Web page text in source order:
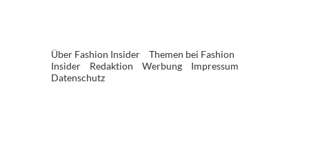
Über Fashion Insider
Themen bei Fashion
Insider
Redaktion Werbung
Impressum
Datenschutz